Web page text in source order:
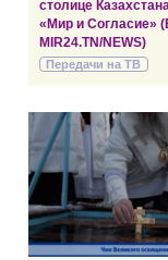
столице
«Мир и Согласие»
MIR24.TN/NEWS)
Передачи на ТВ